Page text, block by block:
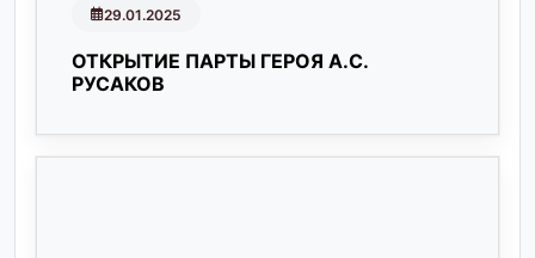
29.01.2025
ОТКРЫТИЕ ПАРТЫ ГЕРОЯ А.С.
РУСАКОВ